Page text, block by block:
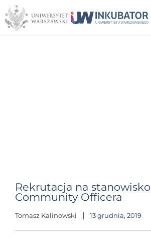
Rekrutacja na stanowisko
Community Officera
Tomasz Kalinowski 13 grudnia, 2019